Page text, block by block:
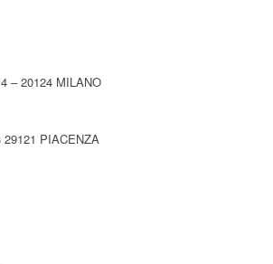
– 20124 MILANO
PIACENZA